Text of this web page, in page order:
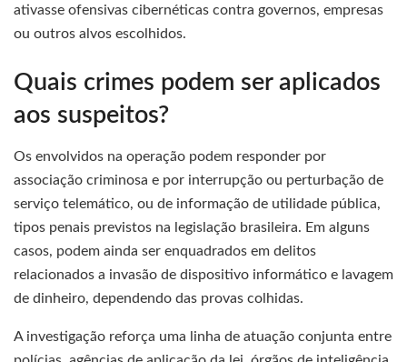
ativasse ofensivas cibernéticas contra governos, empresas
ou outros alvos escolhidos.
Quais crimes podem ser aplicados
aos suspeitos?
Os envolvidos na operação podem responder por
associação criminosa e por interrupção ou perturbação de
serviço telemático, ou de informação de utilidade pública,
tipos penais previstos na legislação brasileira. Em alguns
casos, podem ainda ser enquadrados em delitos
relacionados a invasão de dispositivo informático e lavagem
de dinheiro, dependendo das provas colhidas.
A investigação reforça uma linha de atuação conjunta entre